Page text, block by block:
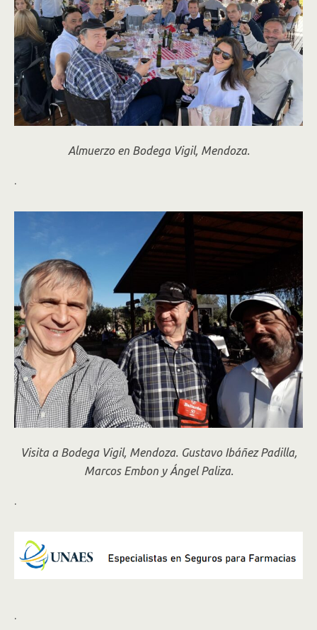
Almuerzo en Bodega Vigil, Mendoza.
.
Visita a Bodega Vigil, Mendoza. Gustavo Ibáñez Padilla,
Marcos Embon y Ángel Paliza.
.
.